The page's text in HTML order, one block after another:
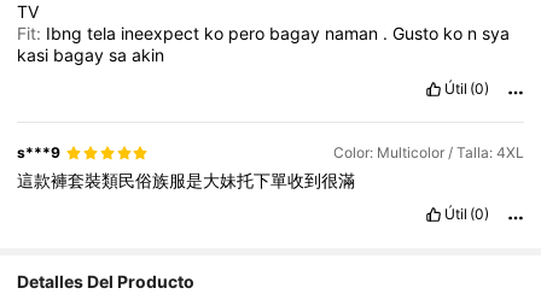
TV
Fit: Ibngtela ineexpect ko pero bagay naman .Gusto ko nsya
kasi bagaysaakin
Útil (0)
s***9 Color: Multicolor / Talla: 4XL
這款褲套裝類民俗族服是大妹托下單收到很滿
Útil (0)
Detalles Del Producto